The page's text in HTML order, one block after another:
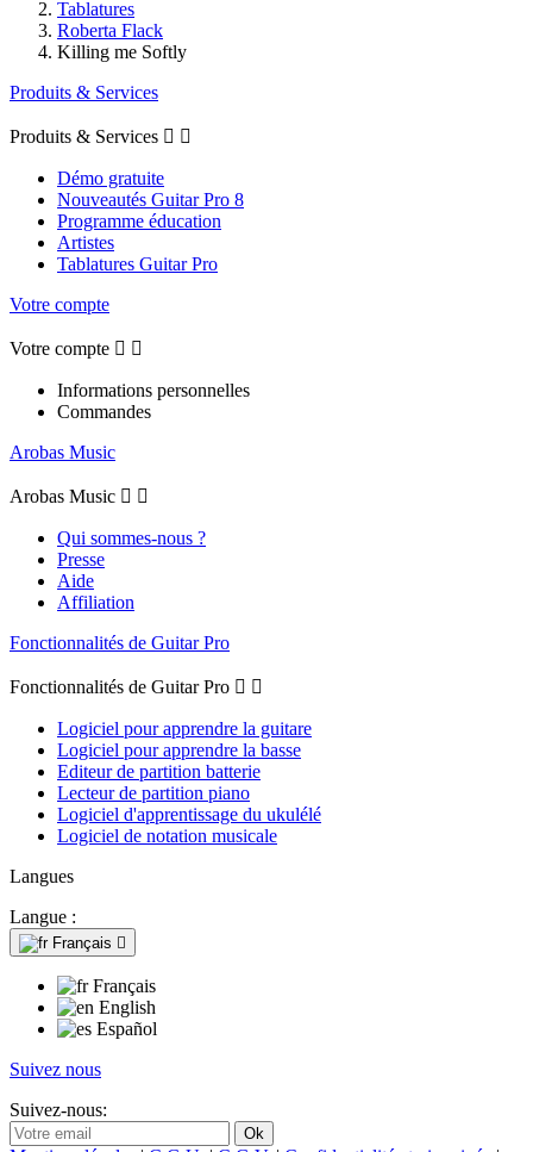
Tablatures
Roberta Flack
Killing me Softly
Produits & Services
Produits & Services  
Démo gratuite
Nouveautés Guitar Pro 8
Programme éducation
Artistes
Tablatures Guitar Pro
Votre compte
Votre compte  
Informations personnelles
Commandes
Arobas Music
Arobas Music  
Qui sommes-nous ?
Presse
Aide
Affiliation
Fonctionnalités de Guitar Pro
Fonctionnalités de Guitar Pro  
Logiciel pour apprendre la guitare
Logiciel pour apprendre la basse
Editeur de partition batterie
Lecteur de partition piano
Logiciel d'apprentissage du ukulélé
Logiciel de notation musicale
Langues
Langue :
Français 
Français
English
Español
Suivez nous
Suivez-nous: